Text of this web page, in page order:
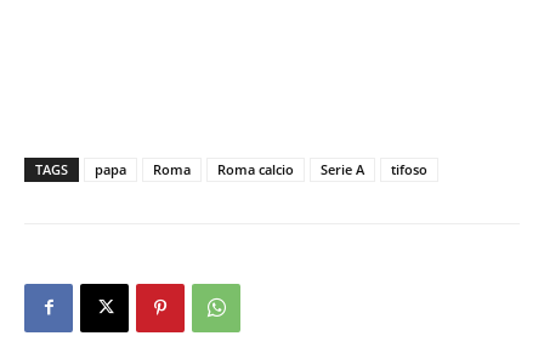
TAGS papa Roma Roma calcio Serie A tifoso